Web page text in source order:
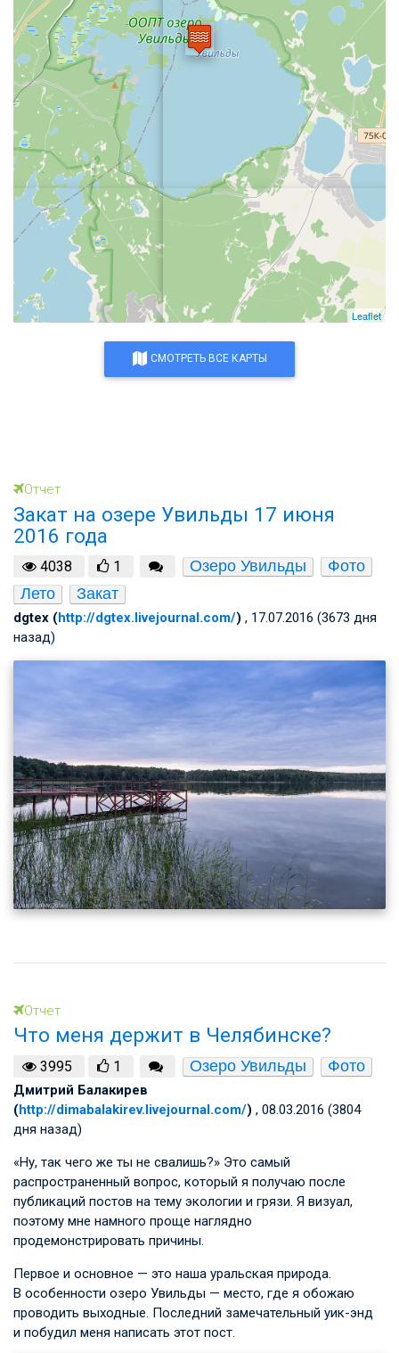
Leaflet
СМОТРЕТЬ ВСЕ КАРТЫ
Отчет
Закат на озере Увильды 17 июня
2016 года
4038 1 Озеро Увильды
Фото
Лето
Закат
dgtex (http://dgtex.livejournal.com/) , 17.07.2016 (3673 дня
назад)
Отчет
Что меня держит в Челябинске?
3995 1 Озеро Увильды Фото
Дмитрий Балакирев
(http://dimabalakirev.livejournal.com/) , 08.03.2016 (3804
дня назад)
«Ну, так чего же ты не свалишь?» Это самый
распространенный вопрос, который я получаю после
публикаций постов на тему экологии и грязи. Я визуал,
поэтому мне намного проще наглядно
продемонстрировать причины.
Первое и основное — это наша уральская природа.
В особенности озеро Увильды — место, где я обожаю
проводить выходные. Последний замечательный уик-энд
и побудил меня написать этот пост.